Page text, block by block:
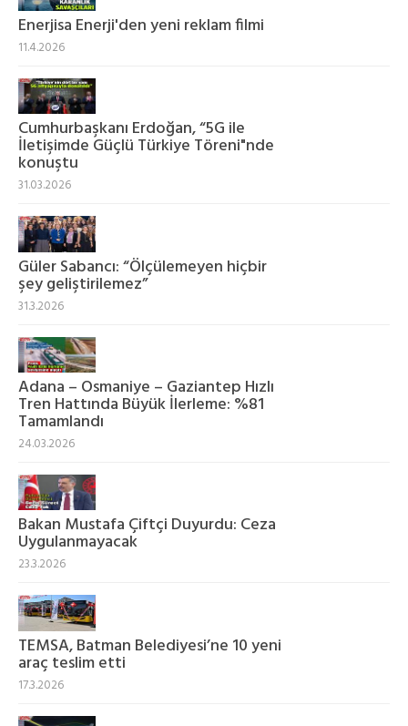
Enerjisa Enerji'den yeni reklam filmi
11.4.2026
Cumhurbaşkanı Erdoğan, “5G ile
İletişimde Güçlü Türkiye Töreni"nde
konuştu
31.03.2026
Güler Sabancı: “Ölçülemeyen hiçbir
şey geliştirilemez”
31.3.2026
Adana – Osmaniye – Gaziantep Hızlı
Tren Hattında Büyük İlerleme: %81
Tamamlandı
24.03.2026
Bakan Mustafa Çiftçi Duyurdu: Ceza
Uygulanmayacak
23.3.2026
TEMSA, Batman Belediyesi’ne 10 yeni
araç teslim etti
17.3.2026